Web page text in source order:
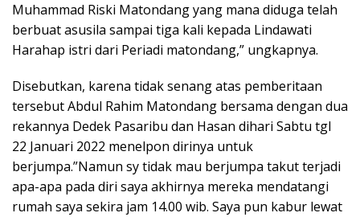
Muhammad Riski Matondang yang mana diduga telah
berbuat asusila sampai tiga kali kepada Lindawati
Harahap istri dari Periadi matondang,” ungkapnya.
Disebutkan, karena tidak senang atas pemberitaan
tersebut Abdul Rahim Matondang bersama dengan dua
rekannya Dedek Pasaribu dan Hasan dihari Sabtu tgl
22 Januari 2022 menelpon dirinya untuk
berjumpa.”Namun sy tidak mau berjumpa takut terjadi
apa-apa pada diri saya akhirnya mereka mendatangi
rumah saya sekira jam 14.00 wib. Saya pun kabur lewat